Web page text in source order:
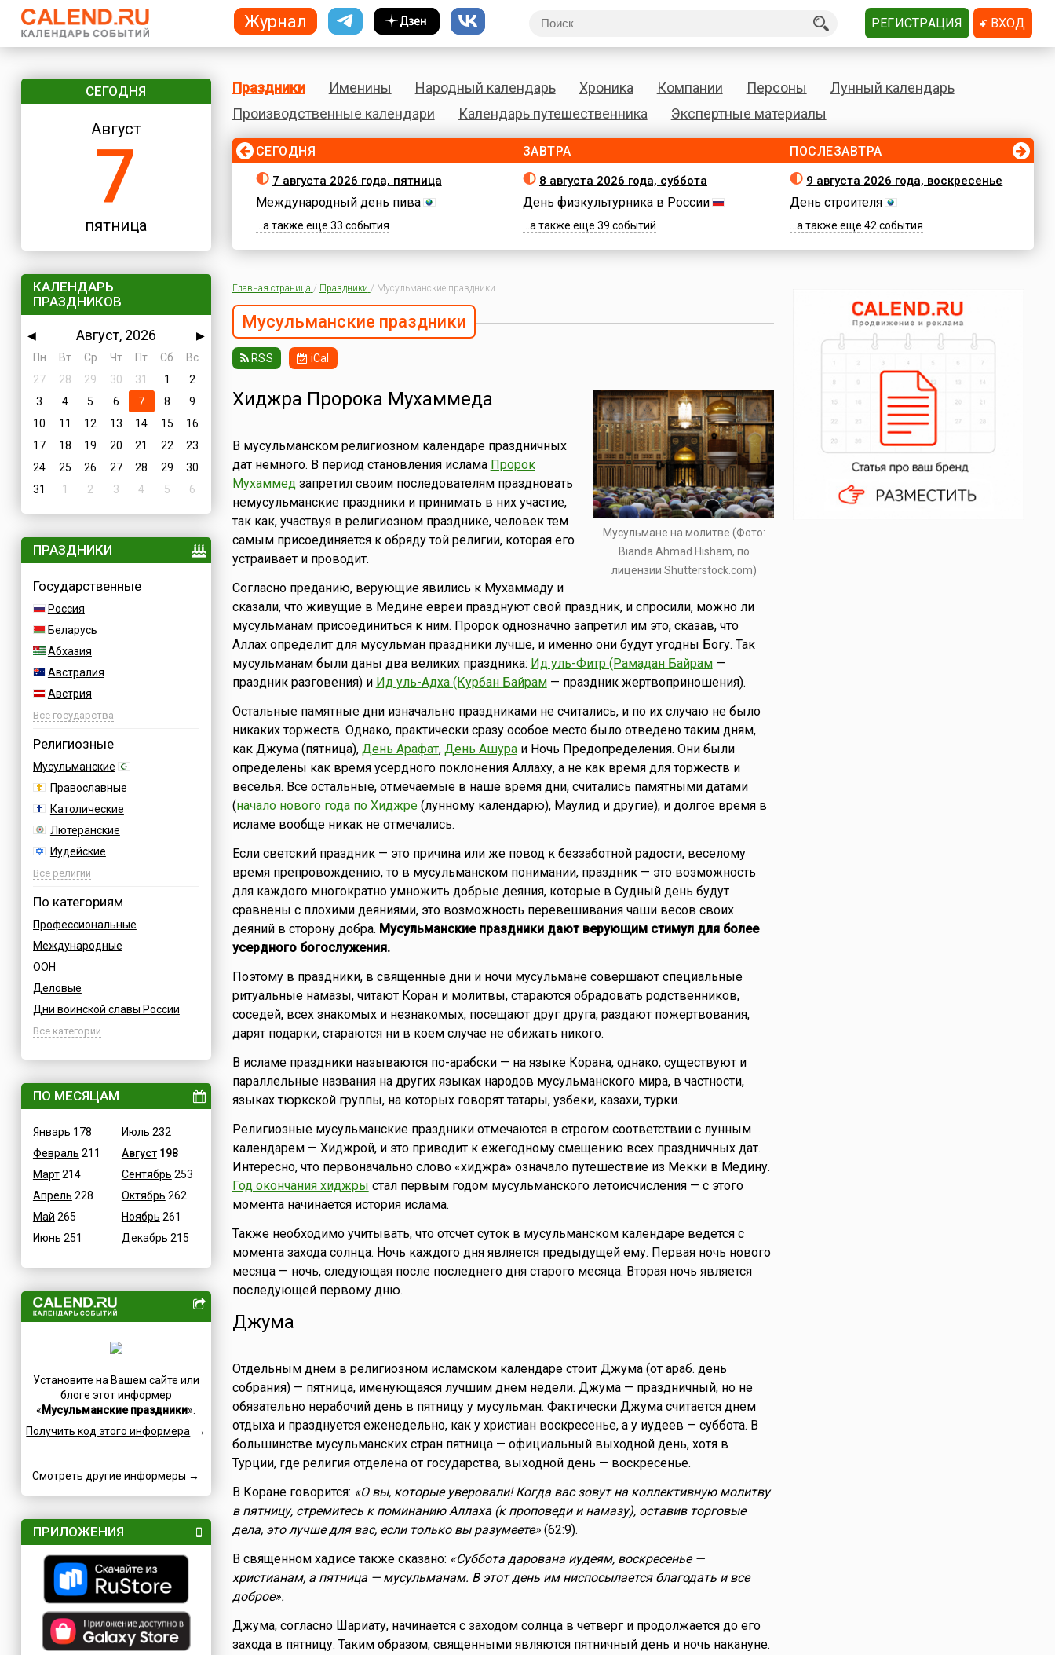
СЕГОДНЯ
Август
7
пятница
КАЛЕНДАРЬ
ПРАЗДНИКОВ
◀ Август, 2026
▶
Пн
Вт Ср Чт Пт Сб
Вс
27
28 29 30 31 1
2
3
4 5 6 7 8
9
10
11 12 13 14 15
16
17
18 19 20 21 22
23
24
25 26 27 28 29
30
31
1 2 3 4 5 6
ПРАЗДНИКИ
Государственные
Россия
Беларусь
Абхазия
Австралия
Австрия
Азербайджан
Босния
Бразилия
Великобритания
Венгрия
Вьетнам
Германия
Греция
Египет
Израиль
Индия
Иордания
Ирак
Иран
Ирландия
Исландия
Италия
Канада
Катар
Кипр
Коми
Коста-Рика
Куба
Кыргызстан
Лаос
Латвия
Ливан
Литва
Все государства
Религиозные
Мусульманские
Православные
Католические
Лютеранские
Иудейские
Буддийские
Все религии
По категориям
Профессиональные
Международные
ООН
Деловые
Дни воинской славы России
Армейские
Водные
Детские
В честь икон
Дни памяти святых
Конституционные
Культурные
Масс-медийные
Независимые
Посты
Семейные
Сетевые
Спортивные
Турниры
Творческие
Учительские
Фестивали
Финансовые
Флотские
Экологические
Юридические
Все категории
ПО МЕСЯЦАМ
Январь 178
Февраль 211
Март214
Апрель 228
Май 265
Июнь 251
Июль 232
Август198
Сентябрь 253
Октябрь 262
Ноябрь 261
Декабрь 215
Установите на Вашем сайте или
блоге этот информер
« Мусульманские праздники».
Получить код этого информера →
Смотреть другие информеры →
ПРИЛОЖЕНИЯ
Праздники Именины Народный календарь Хроника Компании Персоны
Лунный календарь
Производственные календари
Календарь путешественника Экспертные материалы
СЕГОДНЯ
7 августа 2026 года, пятница
Международный день пива
...а также еще 33 события
ЗАВТРА
8 августа 2026 года, суббота
День физкультурника в России
...а также еще 39 событий
ПОСЛЕЗАВТРА
9 августа 2026 года, воскресенье
День строителя
...а также еще 42 события
Главная страница / Праздники / Мусульманские праздники
Мусульманские праздники
RSS iCal
Мусульмане на молитве (Фото:
Bianda Ahmad Hisham, по
лицензии Shutterstock.com)
Хиджра Пророка Мухаммеда
В мусульманском религиозном календаре праздничных
дат немного. В период становления ислама Пророк
Мухаммедзапретил своим последователям праздновать
немусульманские праздники и принимать в них участие,
так как, участвуя в религиозном празднике, человек тем
самым присоединяется к обряду той религии, которая его
устраивает и проводит.
Согласно преданию, верующие явились к Мухаммаду и
сказали, что живущие в Медине евреи празднуют свой праздник, и спросили, можно ли
мусульманам присоединиться к ним. Пророк однозначно запретил им это, сказав, что
Аллах определит для мусульман праздники лучше, и именно они будут угодны Богу. Так
мусульманам были даны два великих праздника: Ид уль-Фитр (Рамадан Байрам—
праздник разговения) и Ид уль-Адха (Курбан Байрам— праздник жертвоприношения).
Остальные памятные дни изначально праздниками не считались, и по их случаю не было
никаких торжеств. Однако, практически сразу особое место было отведено таким дням,
как Джума (пятница), День Арафат, День Ашураи Ночь Предопределения. Они были
определены как время усердного поклонения Аллаху, а не как время для торжеств и
веселья. Все остальные, отмечаемые в наше время дни, считались памятными датами
(начало нового года по Хиджре(лунному календарю), Маулид и другие), и долгое время в
исламе вообще никак не отмечались.
Если светский праздник — это причина или же повод к беззаботной радости, веселому
время препровождению, то в мусульманском понимании, праздник — это возможность
для каждого многократно умножить добрые деяния, которые в Судный день будут
сравнены с плохими деяниями, это возможность перевешивания чаши весов своих
деяний в сторону добра. Мусульманские праздники дают верующим стимул для более
усердного богослужения.
Поэтому в праздники, в священные дни и ночи мусульмане совершают специальные
ритуальные намазы, читают Коран и молитвы, стараются обрадовать родственников,
соседей, всех знакомых и незнакомых, посещают друг друга, раздают пожертвования,
дарят подарки, стараются ни в коем случае не обижать никого.
В исламе праздники называются по-арабски — на языке Корана, однако, существуют и
параллельные названия на других языках народов мусульманского мира, в частности,
языках тюркской группы, на которых говорят татары, узбеки, казахи, турки.
Религиозные мусульманские праздники отмечаются в строгом соответствии с лунным
календарем — Хиджрой, и это приводит к ежегодному смещению всех праздничных дат.
Интересно, что первоначально слово «хиджра» означало путешествие из Мекки в Медину.
Год окончания хиджры стал первым годом мусульманского летоисчисления — с этого
момента начинается история ислама.
Также необходимо учитывать, что отсчет суток в мусульманском календаре ведется с
момента захода солнца. Ночь каждого дня является предыдущей ему. Первая ночь нового
месяца — ночь, следующая после последнего дня старого месяца. Вторая ночь является
последующей первому дню.
Джума
Отдельным днем в религиозном исламском календаре стоит Джума (от араб. день
собрания) — пятница, именующаяся лучшим днем недели. Джума — праздничный, но не
обязательно нерабочий день в пятницу у мусульман. Фактически Джума считается днем
отдыха и празднуется еженедельно, как у христиан воскресенье, а у иудеев — суббота. В
большинстве мусульманских стран пятница — официальный выходной день, хотя в
Турции, где религия отделена от государства, выходной день — воскресенье.
В Коране говорится: «О вы, которые уверовали! Когда вас зовут на коллективную молитву
в пятницу, стремитесь к поминанию Аллаха (к проповеди и намазу), оставив торговые
дела, это лучше для вас, если только вы разумеете»(62:9).
В священном хадисе также сказано: «Суббота дарована иудеям, воскресенье —
христианам, а пятница — мусульманам. В этот день им ниспосылается благодать и все
доброе».
Джума, согласно Шариату, начинается с заходом солнца в четверг и продолжается до его
захода в пятницу. Таким образом, священными являются пятничный день и ночь накануне.
Журнал РЕГИСТРАЦИЯ ВХОД